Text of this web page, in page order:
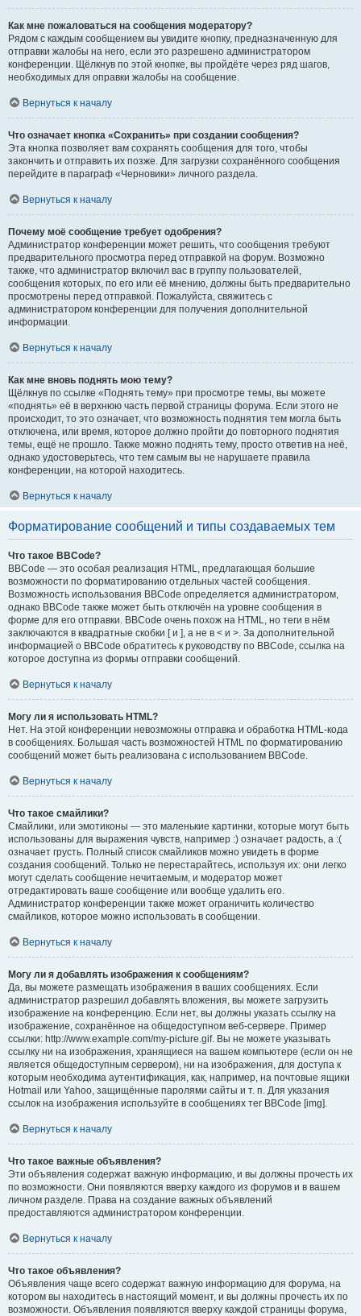
Как мне пожаловаться на сообщения модератору?
Рядом с каждым сообщением вы увидите кнопку, предназначенную для
отправки жалобы на него, если это разрешено администратором
конференции. Щёлкнув по этой кнопке, вы пройдёте через ряд шагов,
необходимых для оправки жалобы на сообщение.
Вернуться к началу
Что означает кнопка «Сохранить» при создании сообщения?
Эта кнопка позволяет вам сохранять сообщения для того, чтобы
закончить и отправить их позже. Для загрузки сохранённого сообщения
перейдите в параграф «Черновики» личного раздела.
Вернуться к началу
Почему моё сообщение требует одобрения?
Администратор конференции может решить, что сообщения требуют
предварительного просмотра перед отправкой на форум. Возможно
также, что администратор включил вас в группу пользователей,
сообщения которых, по его или её мнению, должны быть предварительно
просмотрены перед отправкой. Пожалуйста, свяжитесь с
администратором конференции для получения дополнительной
информации.
Вернуться к началу
Как мне вновь поднять мою тему?
Щёлкнув по ссылке «Поднять тему» при просмотре темы, вы можете
«поднять» её в верхнюю часть первой страницы форума. Если этого не
происходит, то это означает, что возможность поднятия тем могла быть
отключена, или время, которое должно пройти до повторного поднятия
темы, ещё не прошло. Также можно поднять тему, просто ответив на неё,
однако удостоверьтесь, что тем самым вы не нарушаете правила
конференции, на которой находитесь.
Вернуться к началу
Форматирование сообщений и типы создаваемых тем
Что такое BBCode?
BBCode — это особая реализация HTML, предлагающая большие
возможности по форматированию отдельных частей сообщения.
Возможность использования BBCode определяется администратором,
однако BBCode также может быть отключён на уровне сообщения в
форме для его отправки. BBCode очень похож на HTML, но теги в нём
заключаются в квадратные скобки [ и ], а не в < и >. За дополнительной
информацией о BBCode обратитесь к руководству по BBCode, ссылка на
которое доступна из формы отправки сообщений.
Вернуться к началу
Могу ли я использовать HTML?
Нет. На этой конференции невозможны отправка и обработка HTML-кода
в сообщениях. Большая часть возможностей HTML по форматированию
сообщений может быть реализована с использованием BBCode.
Вернуться к началу
Что такое смайлики?
Смайлики, или эмотиконы — это маленькие картинки, которые могут быть
использованы для выражения чувств, например :) означает радость, а :(
означает грусть. Полный список смайликов можно увидеть в форме
создания сообщений. Только не перестарайтесь, используя их: они легко
могут сделать сообщение нечитаемым, и модератор может
отредактировать ваше сообщение или вообще удалить его.
Администратор конференции также может ограничить количество
смайликов, которое можно использовать в сообщении.
Вернуться к началу
Могу ли я добавлять изображения к сообщениям?
Да, вы можете размещать изображения в ваших сообщениях. Если
администратор разрешил добавлять вложения, вы можете загрузить
изображение на конференцию. Если нет, вы должны указать ссылку на
изображение, сохранённое на общедоступном веб-сервере. Пример
ссылки: http://www.example.com/my-picture.gif. Вы не можете указывать
ссылку ни на изображения, хранящиеся на вашем компьютере (если он не
является общедоступным сервером), ни на изображения, для доступа к
которым необходима аутентификация, как, например, на почтовые ящики
Hotmail или Yahoo, защищённые паролями сайты и т. п. Для указания
ссылок на изображения используйте в сообщениях тег BBCode [img].
Вернуться к началу
Что такое важные объявления?
Эти объявления содержат важную информацию, и вы должны прочесть их
по возможности. Они появляются вверху каждого из форумов и в вашем
личном разделе. Права на создание важных объявлений
предоставляются администратором конференции.
Вернуться к началу
Что такое объявления?
Объявления чаще всего содержат важную информацию для форума, на
котором вы находитесь в настоящий момент, и вы должны прочесть их по
возможности. Объявления появляются вверху каждой страницы форума,